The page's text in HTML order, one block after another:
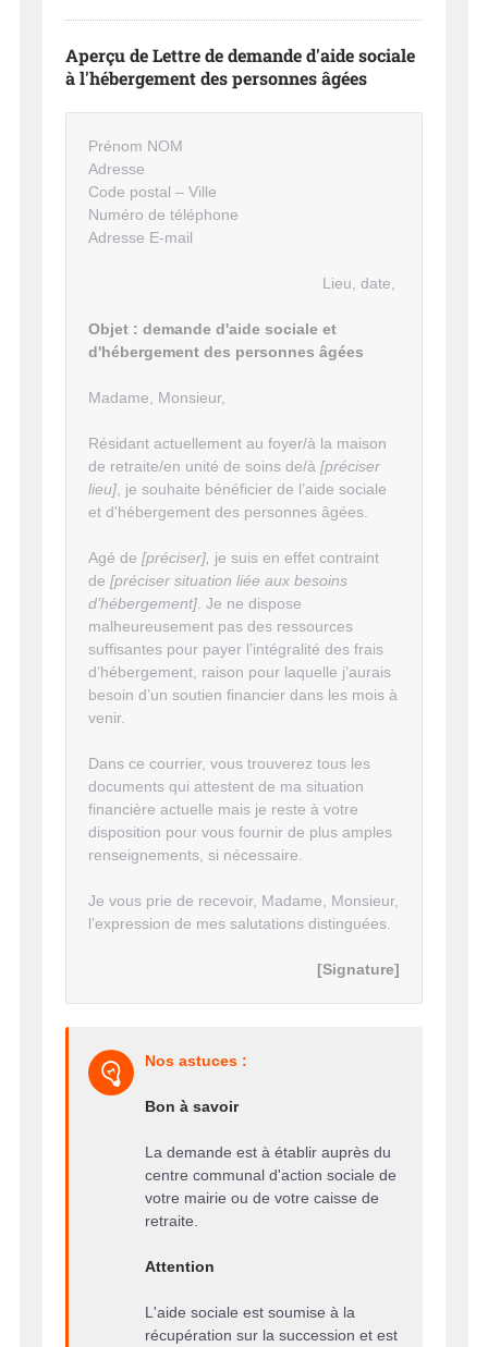
Aperçu de Lettre de demande d'aide sociale
à l'hébergement des personnes âgées
Prénom NOM
Adresse
Code postal – Ville
Numéro de téléphone
Adresse E-mail
Lieu, date,
Objet : demande d'aide sociale et
d'hébergement des personnes âgées
Madame, Monsieur,
Résidant actuellement au foyer/à la maison
de retraite/en unité de soins de/à [préciser
lieu] , je souhaite bénéficier de l’aide sociale
et d'hébergement des personnes âgées.
Agé de [préciser], je suis en effet contraint
de [préciser situation liée aux besoins
d’hébergement] . Je ne dispose
malheureusement pas des ressources
suffisantes pour payer l’intégralité des frais
d’hébergement, raison pour laquelle j’aurais
besoin d’un soutien financier dans les mois à
venir.
Dans ce courrier, vous trouverez tous les
documents qui attestent de ma situation
financière actuelle mais je reste à votre
disposition pour vous fournir de plus amples
renseignements, si nécessaire.
Je vous prie de recevoir, Madame, Monsieur,
l’expression de mes salutations distinguées.
[Signature]
Nos astuces :
Bon à savoir
La demande est à établir auprès du
centre communal d'action sociale de
votre mairie ou de votre caisse de
retraite.
Attention
L'aide sociale est soumise à la
récupération sur la succession et est